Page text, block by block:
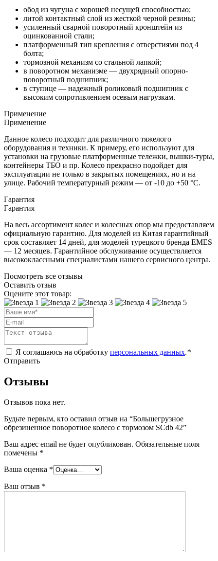
обод из чугуна с хорошей несущей способностью;
литой контактный слой из жесткой черной резины;
усиленный сварной поворотный кронштейн из
оцинкованной стали;
платформенный тип крепления с отверстиями под 4
болта;
тормозной механизм со стальной лапкой;
в поворотном механизме — двухрядный опорно-
поворотный подшипник;
в ступице — надежный роликовый подшипник с
высоким сопротивлением осевым нагрузкам.
Применение
Применение
Данное колесо подходит для различного тяжелого
оборудования и техники. К примеру, его используют для
установки на грузовые платформенные тележки, вышки-туры,
контейнеры ТБО и пр. Колесо прекрасно подойдет для
эксплуатации не только в закрытых помещениях, но и на
улице. Рабочий температурный режим — от -10 до +50 °С.
Гарантия
Гарантия
На весь ассортимент колес и колесных опор мы предоставляем
официальную гарантию. Для моделей из Китая гарантийный
срок составляет 14 дней, для моделей турецкого бренда EMES
— 12 месяцев. Гарантийное обслуживание осуществляется
высококлассными специалистами нашего сервисного центра.
Посмотреть все отзывы
Оставить отзыв
Оцените этот товар:
Я соглашаюсь на обработку персональных данных.*
Отправить
Отзывы
Отзывов пока нет.
Будьте первым, кто оставил отзыв на “Большегрузное
обрезиненное поворотное колесо с тормозом SCdb 42”
Ваш адрес email не будет опубликован. Обязательные поля
помечены *
Ваша оценка *
Ваш отзыв *